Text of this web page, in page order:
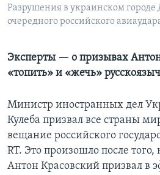
Разрушения в украинском городе
очередного российского
Эксперты — о призывах
«топить» и «жечь»
Министр иностранных дел
Кулеба призвал все страны
вещание российского
RT. Это произошло после
Антон Красовский призвал в